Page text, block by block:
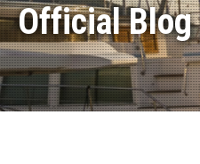
Official Blog